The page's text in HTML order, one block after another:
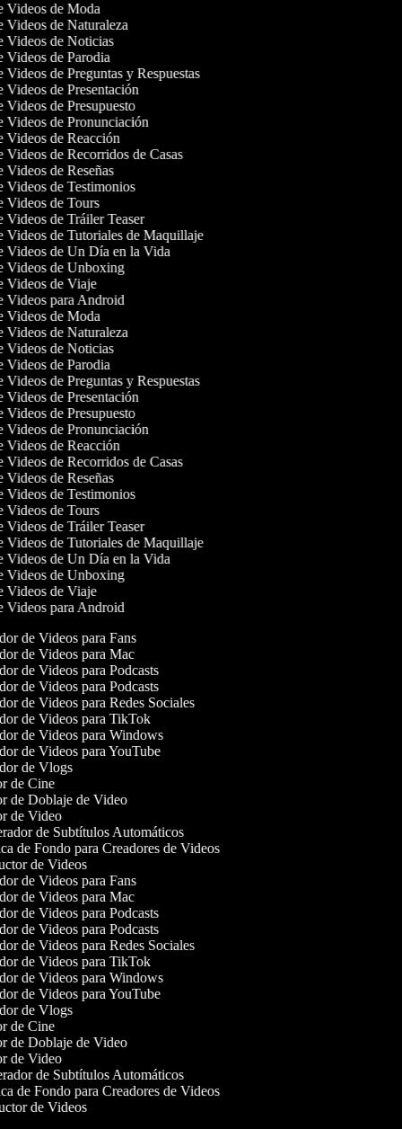
Videos de Moda
Videos de Naturaleza
Videos de Noticias
Videos de Parodia
Videos de Preguntas y Respuestas
Videos de Presentación
Videos de Presupuesto
Videos de Pronunciación
Videos de Reacción
Videos de Recorridos de Casas
Videos de Reseñas
Videos de Testimonios
Videos de Tours
Videos de Tráiler Teaser
Videos de Tutoriales de Maquillaje
Videos de Un Día en la Vida
Videos de Unboxing
Videos de Viaje
Videos para Android
Videos de Moda
Videos de Naturaleza
Videos de Noticias
Videos de Parodia
Videos de Preguntas y Respuestas
Videos de Presentación
Videos de Presupuesto
Videos de Pronunciación
Videos de Reacción
Videos de Recorridos de Casas
Videos de Reseñas
Videos de Testimonios
Videos de Tours
Videos de Tráiler Teaser
Videos de Tutoriales de Maquillaje
Videos de Un Día en la Vida
Videos de Unboxing
Videos de Viaje
Videos para Android
de Videos para Fans
de Videos para Mac
de Videos para Podcasts
de Videos para Podcasts
de Videos para Redes Sociales
de Videos para TikTok
de Videos para Windows
de Videos para YouTube
de Vlogs
de Cine
de Doblaje de Video
de Video
de Subtítulos Automáticos
de Fondo para Creadores de Videos
de Videos
de Videos para Fans
de Videos para Mac
de Videos para Podcasts
de Videos para Podcasts
de Videos para Redes Sociales
de Videos para TikTok
de Videos para Windows
de Videos para YouTube
de Vlogs
de Cine
de Doblaje de Video
de Video
de Subtítulos Automáticos
de Fondo para Creadores de Videos
de Videos